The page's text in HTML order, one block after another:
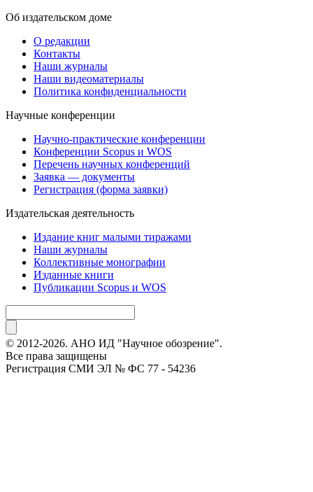
Об издательском доме
О редакции
Контакты
Наши журналы
Наши видеоматериалы
Политика конфиденциальности
Научные конференции
Научно-практические конференции
Конференции Scopus и WOS
Перечень научных конференций
Заявка — документы
Регистрация (форма заявки)
Издательская деятельность
Издание книг малыми тиражами
Наши журналы
Коллективные монографии
Изданные книги
Публикации Scopus и WOS
© 2012-2026. АНО ИД "Научное обозрение".
Все права защищены
Регистрация СМИ ЭЛ № ФС 77 - 54236